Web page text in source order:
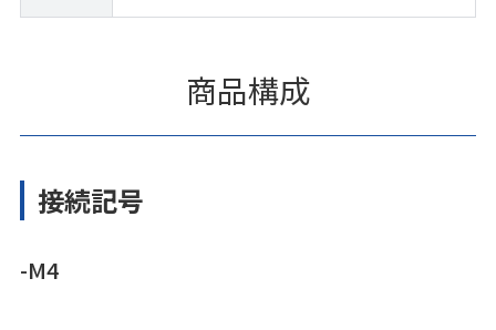
商品構成
接続記号
-M4